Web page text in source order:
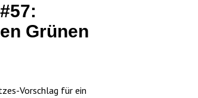
Grünen
Vorschlag für ein